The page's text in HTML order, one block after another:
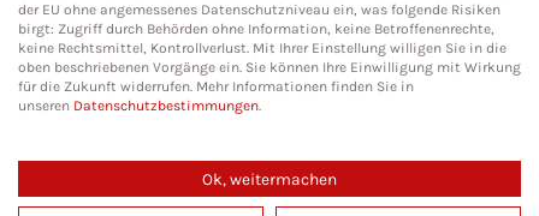
Copyright 2026. All Rights Reserved.
der EU ohne angemessenes Datenschutzniveau ein, was folgende Risiken
birgt: Zugriff durch Behörden ohne Information, keine Betroffenenrechte,
keine Rechtsmittel, Kontrollverlust. Mit Ihrer Einstellung willigen Sie in die
oben beschriebenen Vorgänge ein. Sie können Ihre Einwilligung mit Wirkung
für die Zukunft widerrufen. Mehr Informationen finden Sie in
unseren Datenschutzbestimmungen.
Ok, weitermachen